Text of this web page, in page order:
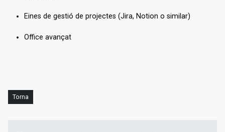
Eines de gestió de projectes (Jira, Notion o similar)
Office avançat